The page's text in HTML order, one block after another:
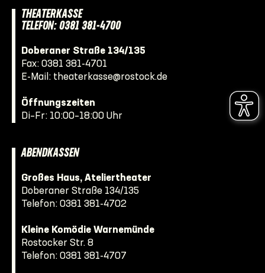
THEATERKASSE
TELEFON: 0381 381-4700
Doberaner Straße 134/135
Fax: 0381 381-4701
E-Mail: theaterkasse@rostock.de
Öffnungszeiten
Di–Fr: 10:00–18:00 Uhr
ABENDKASSEN
Großes Haus, Ateliertheater
Doberaner Straße 134/135
Telefon: 0381 381-4702
Kleine Komödie Warnemünde
Rostocker Str. 8
Telefon: 0381 381-4707